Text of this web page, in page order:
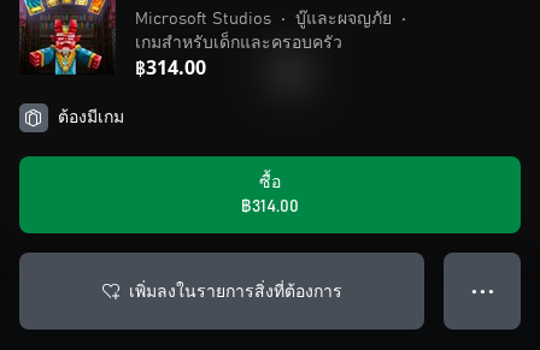
Microsoft Studios • บู๊และผจญภัย
•
เกมสำหรับเด็กและครอบครัว
฿314.00
ต้องมีเกม
ซื้อ
฿314.00
เพิ่มลงในรายการสิ่งที่ต้องการ ● ● ●